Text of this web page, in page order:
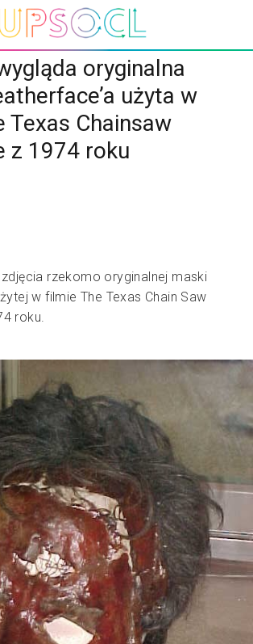
oryginalna
użyta w
Texas Chainsaw
z 1974 roku
zdjęcia rzekomo oryginalnej maski
w filmie The Texas Chain Saw
roku.